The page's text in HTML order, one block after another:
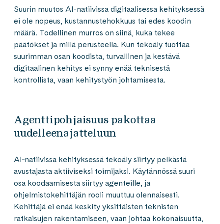
Suurin muutos AI-natiivissa digitaalisessa kehityksessä
ei ole nopeus, kustannustehokkuus tai edes koodin
määrä. Todellinen murros on siinä, kuka tekee
päätökset ja millä perusteella. Kun tekoäly tuottaa
suurimman osan koodista, turvallinen ja kestävä
digitaalinen kehitys ei synny enää teknisestä
kontrollista, vaan kehitystyön johtamisesta.
Agenttipohjaisuus pakottaa
uudelleenajatteluun
AI‑natiivissa kehityksessä tekoäly siirtyy pelkästä
avustajasta aktiiviseksi toimijaksi. Käytännössä suuri
osa koodaamisesta siirtyy agenteille, ja
ohjelmistokehittäjän rooli muuttuu olennaisesti.
Kehittäjä ei enää keskity yksittäisten teknisten
ratkaisujen rakentamiseen, vaan johtaa kokonaisuutta,